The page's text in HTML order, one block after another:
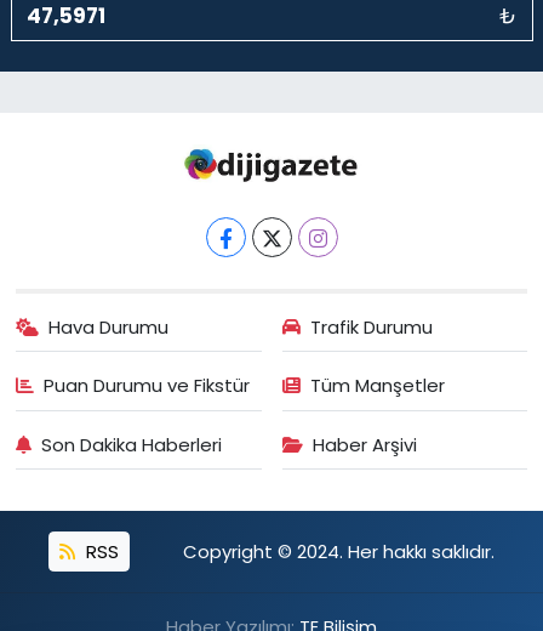
₺
Hava Durumu Trafik Durumu
Puan Durumu ve Fikstür Tüm Manşetler
Son Dakika Haberleri Haber Arşivi
RSS Copyright © 2024. Her hakkı saklıdır.